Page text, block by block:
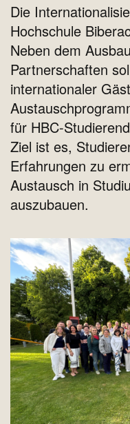
Die
Hochschule
Neben dem
Partnerschaften
internationaler
für HBC-
Ziel ist es,
Erfahrungen zu
Austausch in
auszubauen.